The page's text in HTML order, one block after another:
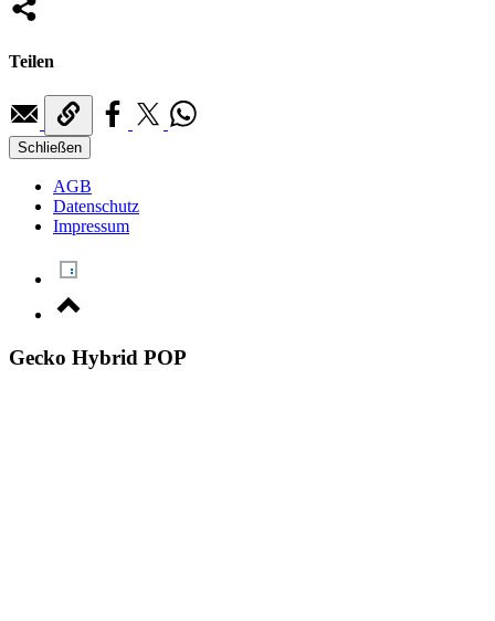
Teilen
Schließen
AGB
Datenschutz
Impressum
Gecko Hybrid POP